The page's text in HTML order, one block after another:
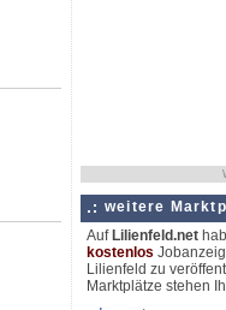
weitere
Auf Lilienfeld.net
kostenlos
Lilienfeld zu
Marktplätze stehen